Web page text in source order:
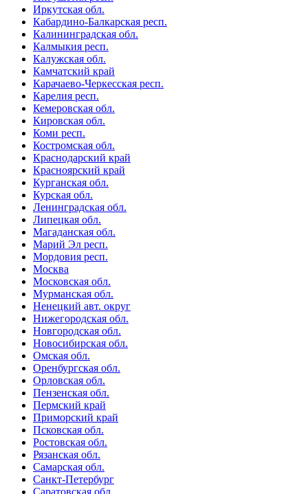
Иркутская обл.
Кабардино-Балкарская респ.
Калининградская обл.
Калмыкия респ.
Калужская обл.
Камчатский край
Карачаево-Черкесская респ.
Карелия респ.
Кемеровская обл.
Кировская обл.
Коми респ.
Костромская обл.
Краснодарский край
Красноярский край
Курганская обл.
Курская обл.
Ленинградская обл.
Липецкая обл.
Магаданская обл.
Марий Эл респ.
Мордовия респ.
Москва
Московская обл.
Мурманская обл.
Ненецкий авт. округ
Нижегородская обл.
Новгородская обл.
Новосибирская обл.
Омская обл.
Оренбургская обл.
Орловская обл.
Пензенская обл.
Пермский край
Приморский край
Псковская обл.
Ростовская обл.
Рязанская обл.
Самарская обл.
Санкт-Петербург
Саратовская обл.